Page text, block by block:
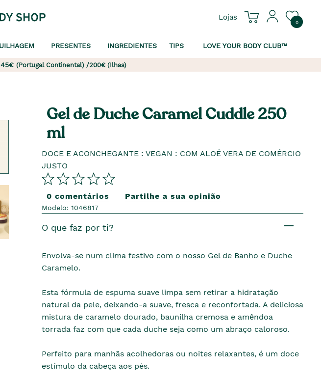
Lojas
0
PRESENTES INGREDIENTES TIPS LOVE YOUR BODY CLUB™
(Portugal Continental) /200€ (Ilhas)
Gel de Duche Caramel Cuddle 250
ml
DOCE E ACONCHEGANTE : VEGAN : COM ALOÉ VERA DE COMÉRCIO
JUSTO
0 comentários Partilhe a sua opinião
Modelo: 1046817
O que faz por ti?
Envolva-se num clima festivo com o nosso Gel de Banho e Duche
Caramelo.
Esta fórmula de espuma suave limpa sem retirar a hidratação
natural da pele, deixando-a suave, fresca e reconfortada. A deliciosa
mistura de caramelo dourado, baunilha cremosa e amêndoa
torrada faz com que cada duche seja como um abraço caloroso.
Perfeito para manhãs acolhedoras ou noites relaxantes, é um doce
estímulo da cabeça aos pés.